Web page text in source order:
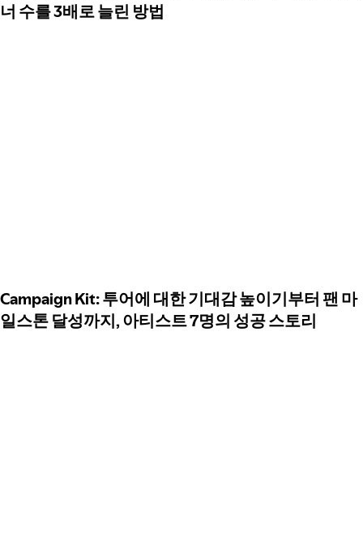
너 수를 3배로 늘린 방법
Campaign Kit: 투어에 대한 기대감 높이기부터 팬 마
일스톤 달성까지, 아티스트 7명의 성공 스토리